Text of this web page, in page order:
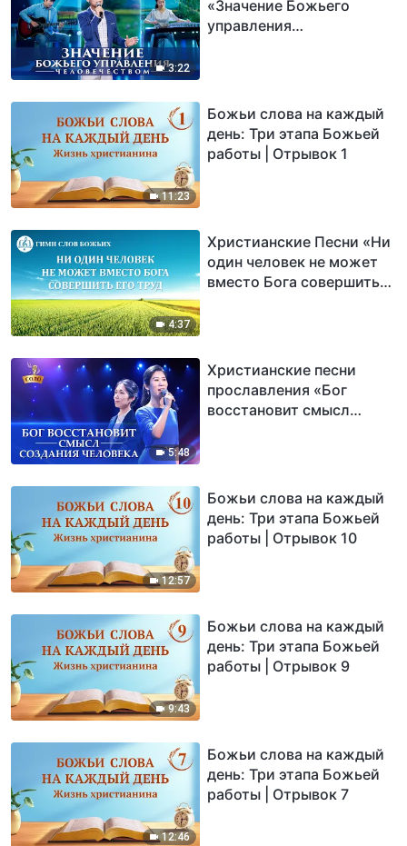
3:22
«Значение Божьего
управления
11:23
Божьи слова на каждый
день: Три этапа Божьей
работы | Отрывок 1
4:37
Христианские Песни «Ни
один человек не может
вместо Бога совершить
5:48
Христианские песни
прославления «Бог
восстановит смысл
12:57
Божьи слова на каждый
день: Три этапа Божьей
работы | Отрывок 10
9:43
Божьи слова на каждый
день: Три этапа Божьей
работы | Отрывок 9
12:46
Божьи слова на каждый
день: Три этапа Божьей
работы | Отрывок 7